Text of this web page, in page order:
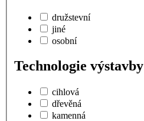
družstevní
jiné
osobní
Technologie výstavby
cihlová
dřevěná
kamenná